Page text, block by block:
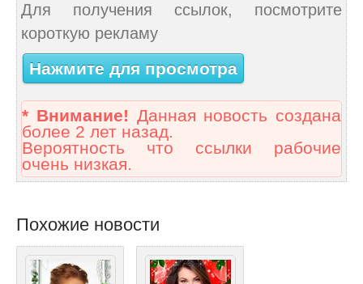
Для получения ссылок, посмотрите
короткую рекламу
Нажмите для просмотра
* Внимание! Данная новость создана
более 2 лет назад.
Вероятность что ссылки рабочие
очень низкая.
Похожие новости